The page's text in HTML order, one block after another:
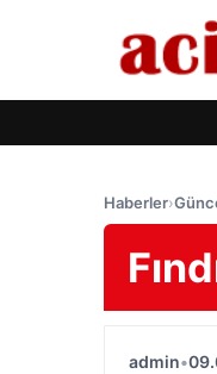
Haberler›
admin•